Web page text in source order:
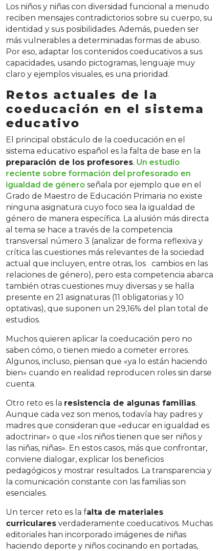
Los niños y niñas con diversidad funcional a menudo
reciben mensajes contradictorios sobre su cuerpo, su
identidad y sus posibilidades. Además, pueden ser
más vulnerables a determinadas formas de abuso.
Por eso, adaptar los contenidos coeducativos a sus
capacidades, usando pictogramas, lenguaje muy
claro y ejemplos visuales, es una prioridad.
Retos actuales de la
coeducación en el sistema
educativo
El principal obstáculo de la coeducación en el
sistema educativo español es la falta de base en la
preparación de los profesores. Un estudio
reciente sobre formación del profesorado en
igualdad de género señala por ejemplo que en el
Grado de Maestro de Educación Primaria no existe
ninguna asignatura cuyo foco sea la igualdad de
género de manera específica. La alusión más directa
al tema se hace a través de la competencia
transversal número 3 (analizar de forma reflexiva y
crítica las cuestiones más relevantes de la sociedad
actual que incluyen, entre otras, los cambios en las
relaciones de género), pero esta competencia abarca
también otras cuestiones muy diversas y se halla
presente en 21 asignaturas (11 obligatorias y 10
optativas), que suponen un 29,16% del plan total de
estudios.
Muchos quieren aplicar la coeducación pero no
saben cómo, o tienen miedo a cometer errores.
Algunos, incluso, piensan que «ya lo están haciendo
bien» cuando en realidad reproducen roles sin darse
cuenta.
Otro reto es la resistencia de algunas familias.
Aunque cada vez son menos, todavía hay padres y
madres que consideran que «educar en igualdad es
adoctrinar» o que «los niños tienen que ser niños y
las niñas, niñas». En estos casos, más que confrontar,
conviene dialogar, explicar los beneficios
pedagógicos y mostrar resultados. La transparencia y
la comunicación constante con las familias son
esenciales.
Un tercer reto es la falta de materiales
curriculares verdaderamente coeducativos. Muchas
editoriales han incorporado imágenes de niñas
haciendo deporte y niños cocinando en portadas,